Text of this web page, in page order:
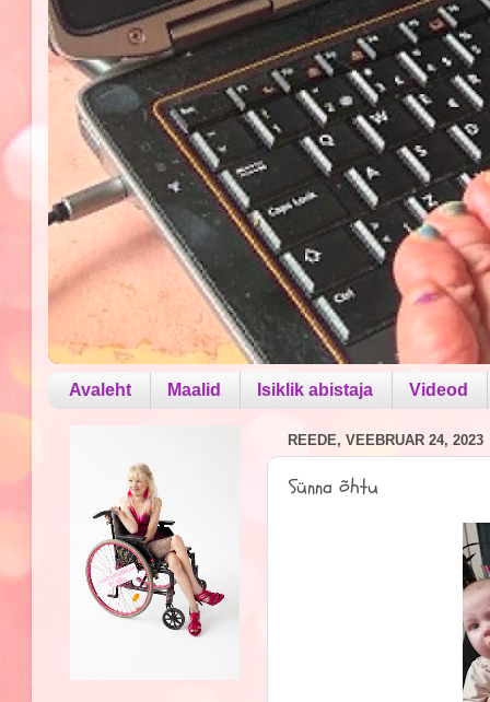
Avaleht Maalid Isiklik abistaja Videod
REEDE, VEEBRUAR 24, 2023
Sünna õhtu